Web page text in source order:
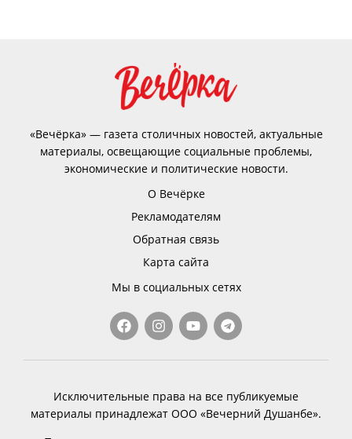
«Вечёрка» — газета столичных новостей, актуальные
материалы, освещающие социальные проблемы,
экономические и политические новости.
О Вечёрке
Рекламодателям
Обратная связь
Карта сайта
Мы в социальных сетях
Исключительные права на все публикуемые
материалы принадлежат ООО «Вечерний Душанбе».